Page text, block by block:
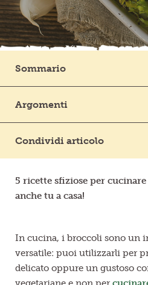
Frutta in pezzi
Polpe di frutta
Prodotti freschi
Sommario
Tortino di broccoli e patate,
Broccoli gratinati perfetti?
Una zuppa calda per l’arrivo
Argomenti
Condividi articolo
5 ricette sfiziose per
anche tu a casa!
In cucina, i broccoli sono un
versatile: puoi utilizzarli per
delicato oppure un gustoso